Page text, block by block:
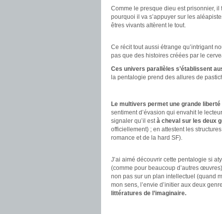
Comme le presque dieu est prisonnier, il
pourquoi il va s’appuyer sur les
êtres vivants altèrent le tout.
Ce récit tout aussi étrange qu’intrigant
pas que des histoires créées par le
Ces univers parallèles s’établissent
la pentalogie prend des allures de
Le multivers permet une grande liberté
sentiment d’évasion qui envahit le
signaler qu’il està cheval sur les deux
officiellement) ; en attestent les
romance et de la hard SF).
J’ai aimé découvrir cette pentalogie si
(comme pour beaucoup d’autres
non pas sur un plan intellectuel (quand
mon sens, l’envie d’initier aux deux
littératures de l’imaginaire.